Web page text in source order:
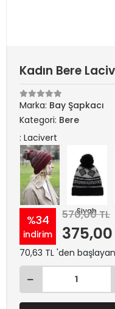
Kadın Bere
Marka: Bay Şapkacı
Kategori: Bere
: Lacivert
Bordo Siyah
%34
indirim
570,00 TL
375,00
70,63 TL 'den